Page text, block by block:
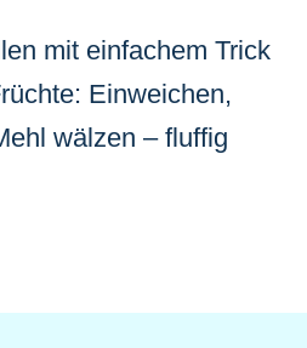
mit einfachem Trick
Einweichen,
wälzen – fluffig